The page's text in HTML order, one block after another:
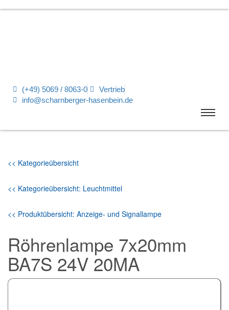
(+49) 5069 / 8063-0
Vertrieb
info@scharnberger-hasenbein.de
<< Kategorieübersicht
<< Kategorieübersicht: Leuchtmittel
<< Produktübersicht: Anzeige- und Signallampe
Röhrenlampe 7x20mm
BA7S 24V 20MA